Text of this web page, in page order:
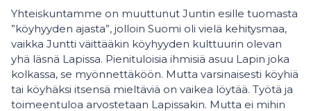
Yhteiskuntamme on muuttunut Juntin esille tuomasta
”köyhyyden ajasta”, jolloin Suomi oli vielä kehitysmaa,
vaikka Juntti väittääkin köyhyyden kulttuurin olevan
yhä läsnä Lapissa. Pienituloisia ihmisiä asuu Lapin joka
kolkassa, se myönnettäköön. Mutta varsinaisesti köyhiä
tai köyhäksi itsensä mieltäviä on vaikea löytää. Työtä ja
toimeentuloa arvostetaan Lapissakin. Mutta ei mihin